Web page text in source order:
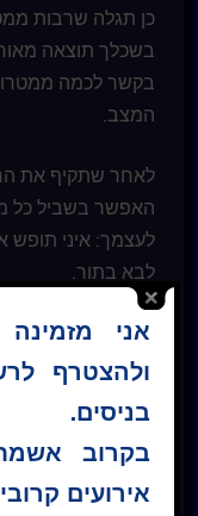
כן תגלה שרבות
בשכלך תוצאה
בקשר לכמה
המצב.
לאחר שתקיף את
האפשר בשביל כל
לעצמך: איני תופש
לבא בתור.
בחר שיעור:
* כל התכנים באתר
אני
ולהצטרף
בניסים.
בקרוב
אירועים